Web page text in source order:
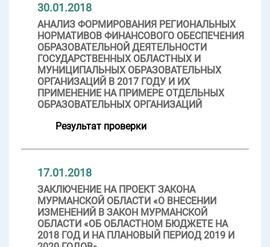
30.01.2018
АНАЛИЗ ФОРМИРОВАНИЯ РЕГИОНАЛЬНЫХ
НОРМАТИВОВ ФИНАНСОВОГО ОБЕСПЕЧЕНИЯ
ОБРАЗОВАТЕЛЬНОЙ ДЕЯТЕЛЬНОСТИ
ГОСУДАРСТВЕННЫХ ОБЛАСТНЫХ И
МУНИЦИПАЛЬНЫХ ОБРАЗОВАТЕЛЬНЫХ
ОРГАНИЗАЦИЙ В 2017 ГОДУ И ИХ
ПРИМЕНЕНИЕ НА ПРИМЕРЕ ОТДЕЛЬНЫХ
ОБРАЗОВАТЕЛЬНЫХ ОРГАНИЗАЦИЙ
Результат проверки
17.01.2018
ЗАКЛЮЧЕНИЕ НА ПРОЕКТ ЗАКОНА
МУРМАНСКОЙ ОБЛАСТИ «О ВНЕСЕНИИ
ИЗМЕНЕНИЙ В ЗАКОН МУРМАНСКОЙ
ОБЛАСТИ «ОБ ОБЛАСТНОМ БЮДЖЕТЕ НА
2018 ГОД И НА ПЛАНОВЫЙ ПЕРИОД 2019 И